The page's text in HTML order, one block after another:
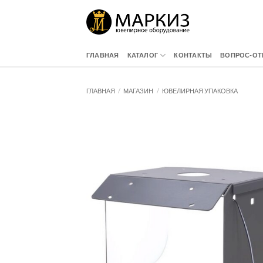
ГЛАВНАЯ КАТАЛОГ КОНТАКТЫ ВОПРОС-
ГЛАВНАЯ / МАГАЗИН / ЮВЕЛИРНАЯ УПАКОВКА